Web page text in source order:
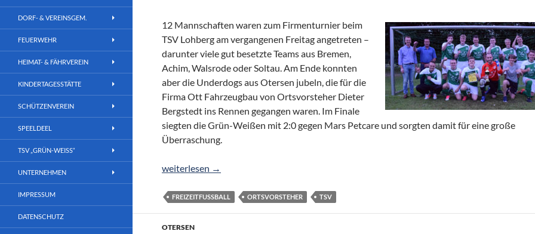
12 Mannschaften waren zum Firmenturnier beim
TSV Lohberg am vergangenen Freitag angetreten –
darunter viele gut besetzte Teams aus Bremen,
Achim, Walsrode oder Soltau. Am Ende konnten
aber die Underdogs aus Otersen jubeln, die für die
Firma Ott Fahrzeugbau von Ortsvorsteher Dieter
Bergstedt ins Rennen gegangen waren. Im Finale
siegten die Grün-Weißen mit 2:0 gegen Mars Petcare und sorgten damit für eine große
Überraschung.
Ott Fahrzeugbau gewinnt Drommelbeck-Cup in Luttum
weiterlesen →
FREIZEITFUSSBALL ORTSVORSTEHER TSV
OTERSEN
DORF- & VEREINSGEM.
FEUERWEHR
HEIMAT- & FÄHRVEREIN
KINDERTAGESSTÄTTE
SCHÜTZENVEREIN
SPEELDEEL
TSV „GRÜN-WEISS“
UNTERNEHMEN
IMPRESSUM
DATENSCHUTZ